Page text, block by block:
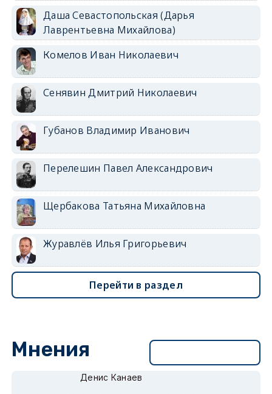
Даша Севастопольская (Дарья
Лаврентьевна Михайлова)
Комелов Иван Николаевич
Сенявин Дмитрий Николаевич
Губанов Владимир Иванович
Перелешин Павел Александрович
Щербакова Татьяна Михайловна
Журавлёв Илья Григорьевич
Перейти в раздел
Мнения
Денис Канаев